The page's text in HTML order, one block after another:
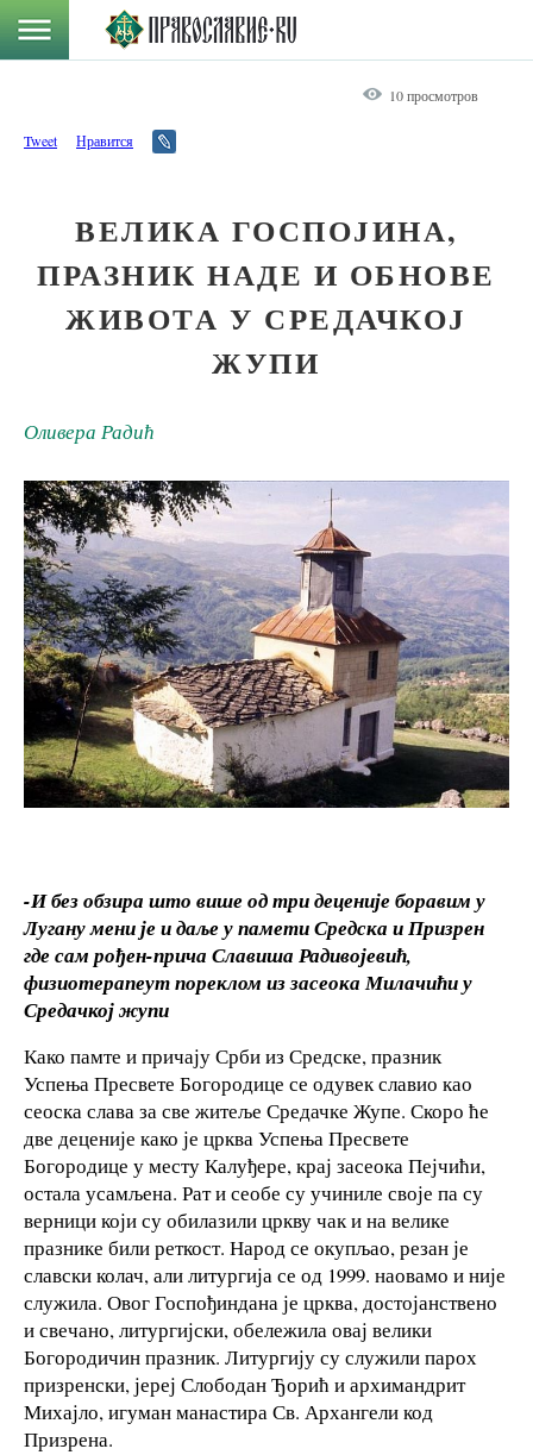
10 просмотров
Tweet Нравится
ВЕЛИКА ГОСПОЈИНА,
ПРАЗНИК НАДЕ И ОБНОВЕ
ЖИВОТА У СРЕДАЧКОЈ
ЖУПИ
Оливера Радић
-И без обзира што више од три деценије боравим у
Лугану мени је и даље у памети Средска и Призрен
где сам рођен-прича Славиша Радивојевић,
физиотерапеут пореклом из засеока Милачићи у
Средачкој жупи
Како памте и причају Срби из Средске, празник
Успења Пресвете Богородице се одувек славио као
сеоска слава за све житеље Средачке Жупе. Скоро ће
две деценије како је црква Успења Пресвете
Богородице у месту Калуђере, крај засеока Пејчићи,
остала усамљена. Рат и сеобе су учиниле своје па су
верници који су обилазили цркву чак и на велике
празнике били реткост. Народ се окупљао, резан је
славски колач, али литургија се од 1999. наовамо и није
служила. Овог Госпођиндана је црква, достојанствено
и свечано, литургијски, обележила овај велики
Богородичин празник. Литургију су служили парох
призренски, јереј Слободан Ђорић и архимандрит
Михајло, игуман манастира Св. Архангели код
Призрена.